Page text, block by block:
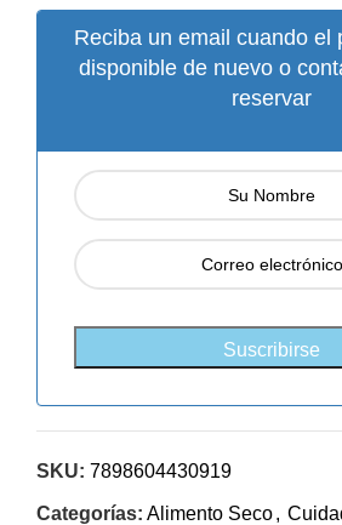
Reciba un email cuando el
disponible de nuevo o
reservar
SKU: 7898604430919
Categorías: Alimento Seco,